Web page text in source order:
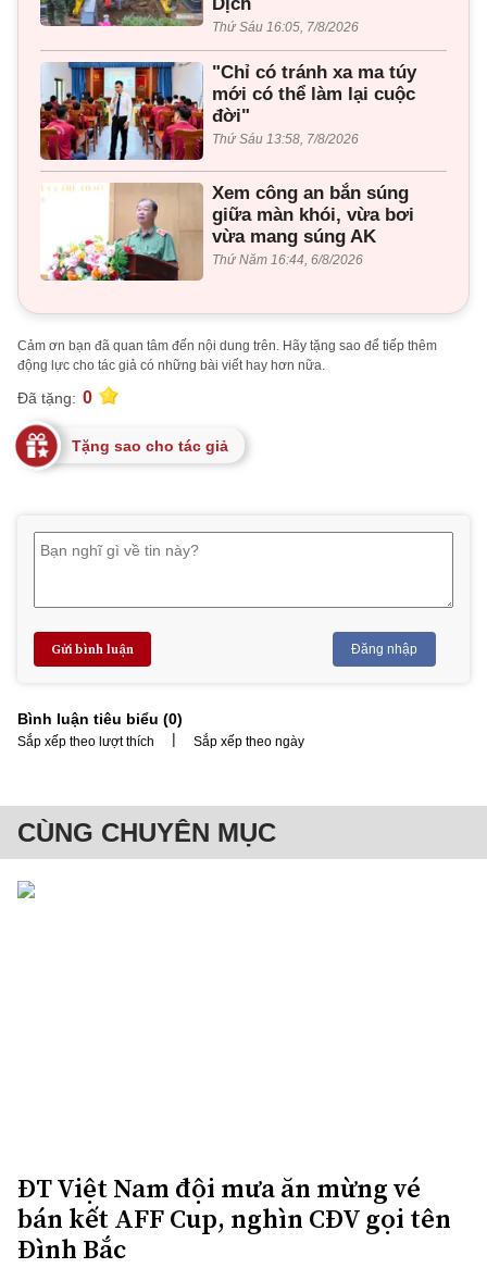
Thứ Sáu 16:05, 7/8/2026
"Chỉ có tránh xa ma túy
mới có thể làm lại cuộc
đời"
Thứ Sáu 13:58, 7/8/2026
Xem công an bắn súng
giữa màn khói, vừa bơi
vừa mang súng AK
Thứ Năm 16:44, 6/8/2026
Cảm ơn bạn đã quan tâm đến nội dung trên. Hãy tặng sao để tiếp thêm
động lực cho tác giả có những bài viết hay hơn nữa.
Đã tặng: 0
Tặng sao cho tác giả
Gửi bình luận Đăng nhập
Bình luận tiêu biểu (0)
Sắp xếp theo lượt thích | Sắp xếp theo ngày
CÙNG CHUYÊN MỤC
ĐT Việt Nam đội mưa ăn mừng vé
bán kết AFF Cup, nghìn CĐV gọi tên
Đình Bắc